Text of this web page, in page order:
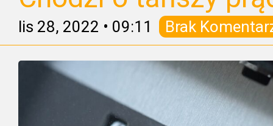
lis 28, 2022 • 09:11 Brak